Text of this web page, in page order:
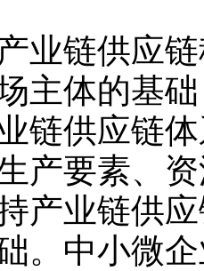
链供应链
主体的基
链供应链
产要素、
产业链供
。中小微